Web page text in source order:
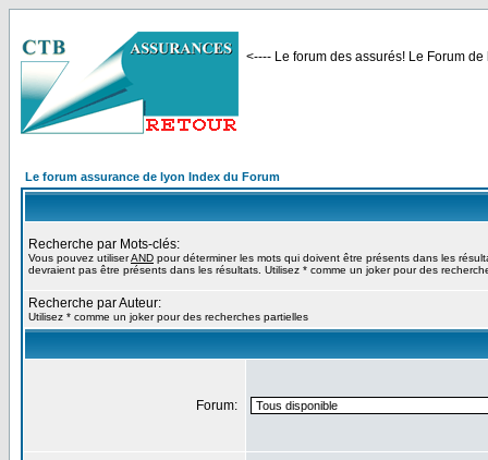
<---- Le forum des assurés! Le Forum
Le forum assurance de lyon Index du Forum
Recherche par Mots-clés:
Vous pouvez utiliserAND pour déterminer les mots qui doivent être présents dans les
devraient pas être présents dans les résultats. Utilisez * comme un joker pour des
Recherche par Auteur:
Utilisez * comme un joker pour des recherches partielles
Forum: